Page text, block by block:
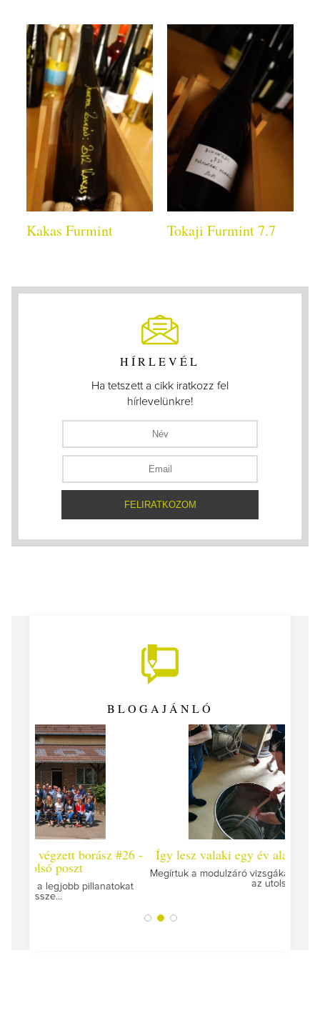
Kakas Furmint Tokaji Furmint 7.7
HÍRLEVÉL
Ha tetszett a cikk iratkozz fel
hírlevelünkre!
BLOGAJÁNLÓ
Így lesz valaki egy év alatt végzett borász #25
Megírtuk a modulzáró vizsgákat, már lázasan készülünk